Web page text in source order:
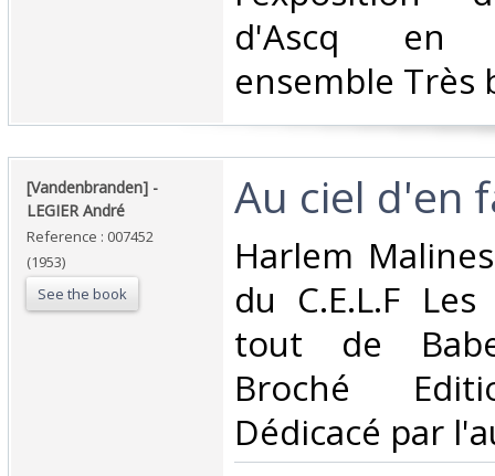
d'Ascq en
ensemble Très
‎[Vandenbranden] - ‎
‎LEGIER André‎
Reference : 007452
(1953)
See the book
‎Au ciel d'en
‎Harlem
du C.E.L.F
tout de
Broché
Dédicacé par